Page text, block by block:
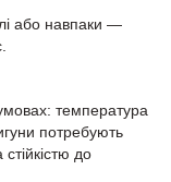
або навпаки —
температура
потребують
до